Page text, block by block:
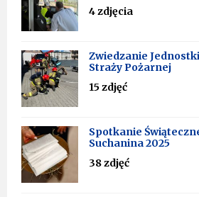
4 zdjęcia
Zwiedzanie
Straży Pożarnej
15 zdjęć
Spotkanie
Suchanina 2025
38 zdjęć